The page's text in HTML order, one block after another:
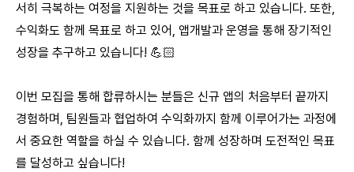
서히 극복하는 여정을 지원하는 것을 목표로 하고 있습니다. 또한,
수익화도 함께 목표로 하고 있어, 앱개발과 운영을 통해 장기적인
성장을 추구하고 있습니다! 💪🏻
이번 모집을 통해 합류하시는 분들은 신규 앱의 처음부터 끝까지
경험하며, 팀원들과 협업하여 수익화까지 함께 이루어가는 과정에
서 중요한 역할을 하실 수 있습니다. 함께 성장하며 도전적인 목표
를 달성하고 싶습니다!